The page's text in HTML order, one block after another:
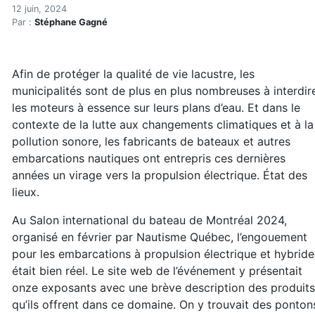
Accueil
Articles
Le virage électrique amorcé sur l'eau (réservé)
Le virage électrique
12 juin, 2024
Par : Stéphane Gagné
Afin de protéger la qualité de vie lacustre, les
municipalités sont de plus en plus nombreuses à
les moteurs à essence sur leurs plans d’eau. Et dans le
contexte de la lutte aux changements climatiques et à la
pollution sonore, les fabricants de bateaux et autres
embarcations nautiques ont entrepris ces dernières
années un virage vers la propulsion électrique. État des
lieux.
Au Salon international du bateau de Montréal 2024,
organisé en février par Nautisme Québec, l’engouement
pour les embarcations à propulsion électrique et hybride
était bien réel. Le site web de l’événement y présentait
onze exposants avec une brève description des produits
qu’ils offrent dans ce domaine. On y trouvait des